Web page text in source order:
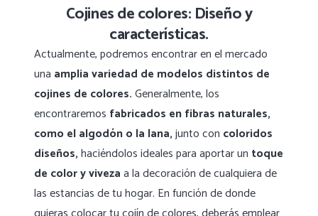
Cojines de colores: Diseño y
características.
Actualmente, podremos encontrar en el mercado
una amplia variedad de modelos distintos de
cojines de colores.Generalmente, los
encontraremos fabricados en fibras naturales,
como el algodón o la lana,junto con coloridos
diseños,haciéndolos ideales para aportar un toque
de color y vivezaa la decoración de cualquiera de
las estancias de tu hogar. En función de donde